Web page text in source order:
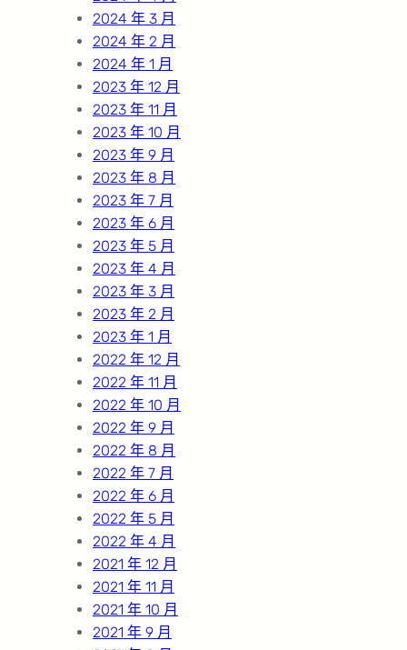
2024 年 3 月
2024 年 2 月
2024 年 1 月
2023 年 12 月
2023 年 11 月
2023 年 10 月
2023 年 9 月
2023 年 8 月
2023 年 7 月
2023 年 6 月
2023 年 5 月
2023 年 4 月
2023 年 3 月
2023 年 2 月
2023 年 1 月
2022 年 12 月
2022 年 11 月
2022 年 10 月
2022 年 9 月
2022 年 8 月
2022 年 7 月
2022 年 6 月
2022 年 5 月
2022 年 4 月
2021 年 12 月
2021 年 11 月
2021 年 10 月
2021 年 9 月